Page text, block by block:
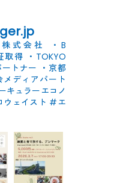
式会社
・B
取得 ・TOKYO
トナー ・京都
メディアパート
キュラーエコノ
ェイスト #エ